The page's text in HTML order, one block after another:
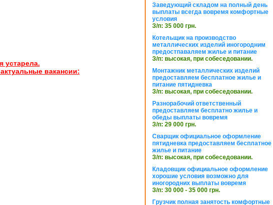
устарела.
вакансии:
Заведующий складом на полный день
выплаты всегда вовремя комфортные
условия
З/п: 35 000 грн.
Котельщик на производство
металлических изделий иногородним
предостпаваляем жилье и питание
З/п: высокая, при собеседовании.
Монтажник металлических изделий
предоставляем бесплатное жилье и
питание пятидневка
З/п: высокая, при собеседовании.
Разнорабочий ответственный
предоставляем бесплатно жилье и
обеды выплаты вовремя
З/п: 29 000 грн.
Сварщик официальное оформление
пятидневка предоставляем бесплатное
жилье и питание
З/п: высокая, при собеседовании.
Кладовщик официальное оформление
хорошие условия возможно для
иногородних выплаты вовремя
З/п: 30 000 - 35 000 грн.
Грузчик полная занятость комфортные